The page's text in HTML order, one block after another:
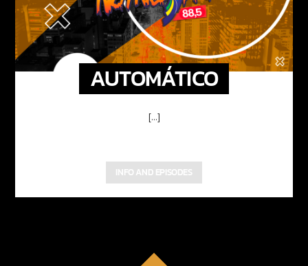
AUTOMÁTICO
[...]
INFO AND EPISODES